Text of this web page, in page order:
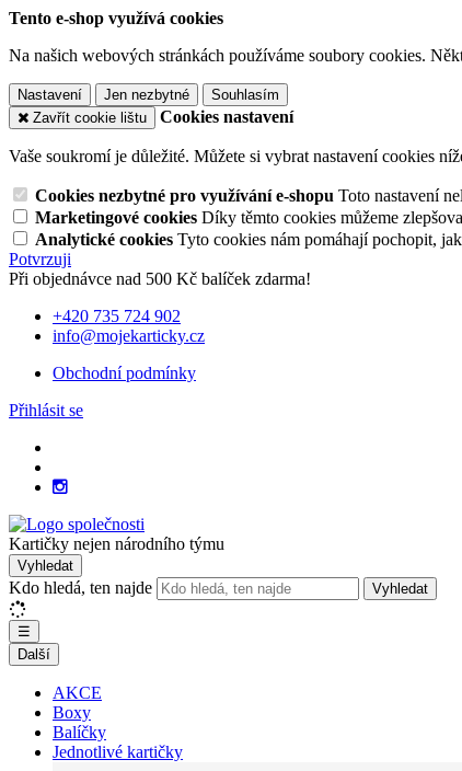
Tento e-shop využívá cookies
Na našich webových stránkách používáme soubory cookies.
Nastavení Jen nezbytné
Souhlasím
Zavřít cookie lištu
Cookies nastavení
Vaše soukromí je důležité. Můžete si vybrat nastavení cookies
Cookies nezbytné pro využívání e-shopu Toto nastavení
Marketingové cookies Díky těmto cookies můžeme
Analytické cookies Tyto cookies nám pomáhají pochopit,
Potvrzuji
Při objednávce nad 500 Kč balíček zdarma!
+420 735 724 902
info@mojekarticky.cz
Obchodní podmínky
Přihlásit se
Kartičky nejen národního týmu
Vyhledat
Kdo hledá, ten najde Vyhledat
☰
Další
AKCE
Boxy
Balíčky
Jednotlivé kartičky